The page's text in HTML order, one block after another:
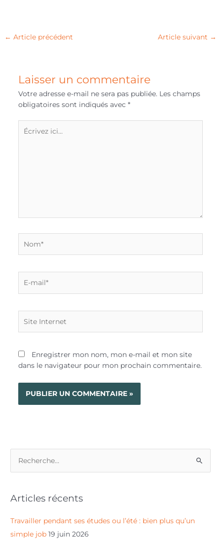
← Article précédent Article suivant →
Laisser un commentaire
Votre adresse e-mail ne sera pas publiée. Les champs
obligatoires sont indiqués avec *
ici…
mail*
Internet
Enregistrer mon nom, mon e-mail et mon site
dans le navigateur pour mon prochain commentaire.
h
Articles récents
Travailler pendant ses études ou l’été : bien plus qu’un
simple job 19 juin 2026